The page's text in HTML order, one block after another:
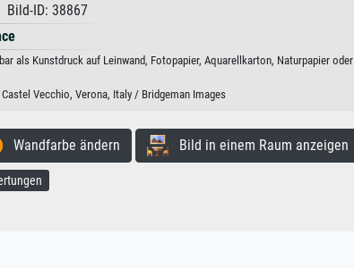
ID: 38867
als Kunstdruck auf Leinwand, Fotopapier, Aquarellkarton, Naturpapier oder
Vecchio, Verona, Italy / Bridgeman Images
Wandfarbe ändern Bild in einem Raum anzeigen